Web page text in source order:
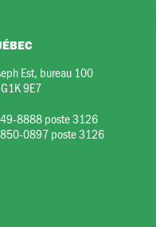
Est, bureau 100
9E7
8888 poste 3126
0897 poste 3126